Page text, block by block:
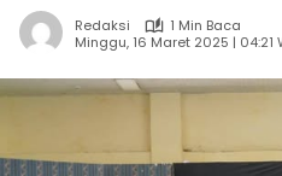
Redaksi
1 Min Baca
Minggu, 16 Maret 2025 | 04:21